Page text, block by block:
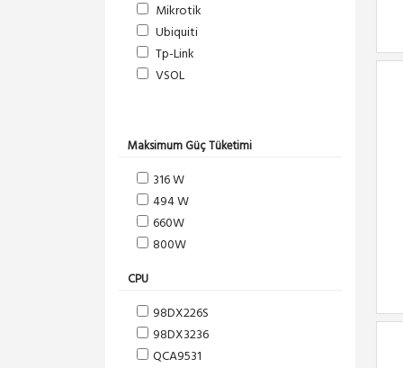
Mikrotik
Ubiquiti
Tp-Link
VSOL
Maksimum Güç Tüketimi
316 W
494 W
660W
800W
CPU
98DX226S
98DX3236
QCA9531